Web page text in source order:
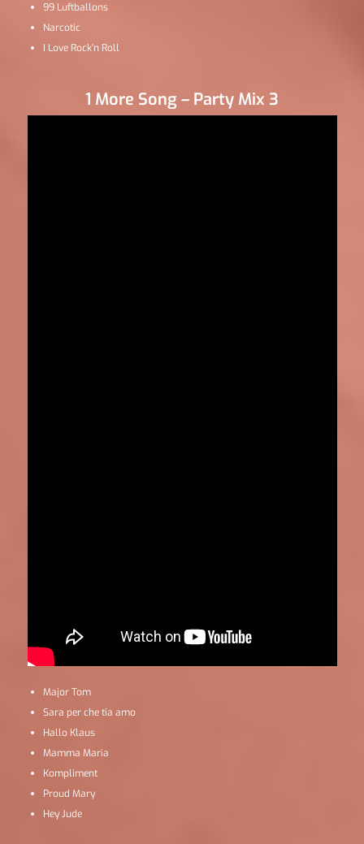
99 Luftballons
Narcotic
I Love Rock’n Roll
1 More Song – Party Mix 3
Major Tom
Sara per che tia amo
Hallo Klaus
Mamma Maria
Kompliment
Proud Mary
Hey Jude